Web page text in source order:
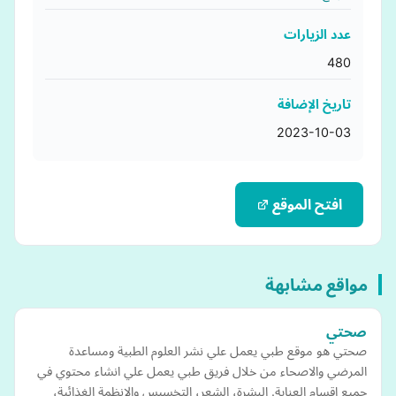
عدد الزيارات
480
تاريخ الإضافة
2023-10-03
افتح الموقع
مواقع مشابهة
صحتي
صحتي هو موقع طبي يعمل علي نشر العلوم الطبية ومساعدة
المرضي والاصحاء من خلال فريق طبي يعمل علي انشاء محتوي في
جميع اقسام العناية. البشرة، الشعر، التخسيس والانظمة الغذائية،